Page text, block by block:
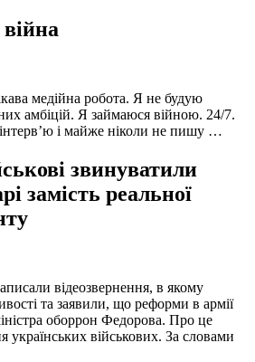
медійна робота. Я не будую
амбіцій. Я займаюся війною. 24/7.
і майже ніколи не пишу …
звинуватили
замість реальної
відеозвернення, в якому
та заявили, що реформи в армії
оборрон Федорова. Про це
українських військових. За словами